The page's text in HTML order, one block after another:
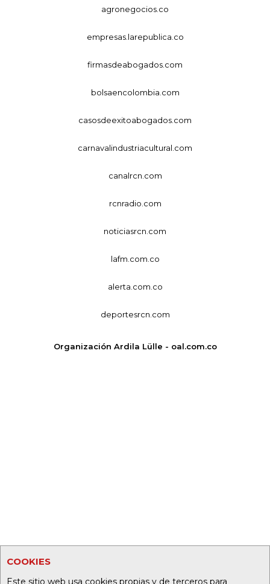
COOKIES
Este sitio web usa cookies propias y de terceros para
agronegocios.co
empresas.larepublica.co
firmasdeabogados.com
bolsaencolombia.com
casosdeexitoabogados.com
carnavalindustriacultural.com
canalrcn.com
rcnradio.com
noticiasrcn.com
lafm.com.co
alerta.com.co
deportesrcn.com
Organización Ardila Lülle - oal.com.co